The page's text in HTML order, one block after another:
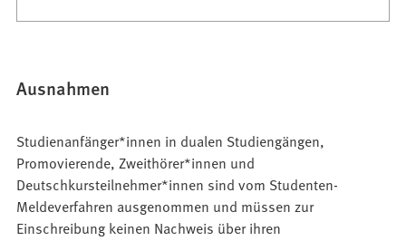
Ausnahmen
Studienanfänger*innen in dualen Studiengängen,
Promovierende, Zweithörer*innen und
Deutschkursteilnehmer*innen sind vom Studenten-
Meldeverfahren ausgenommen und müssen zur
Einschreibung keinen Nachweis über ihren